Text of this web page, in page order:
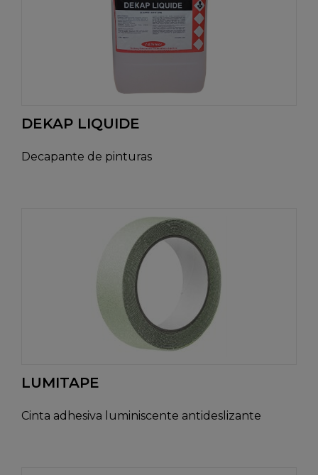
DEKAP LIQUIDE
Decapante de pinturas
LUMITAPE
Cinta adhesiva luminiscente antideslizante